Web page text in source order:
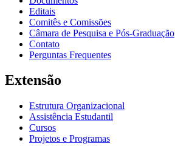
Editais
Comitês e Comissões
Câmara de Pesquisa e Pós-Graduação
Contato
Perguntas Frequentes
Extensão
Estrutura Organizacional
Assistência Estudantil
Cursos
Projetos e Programas